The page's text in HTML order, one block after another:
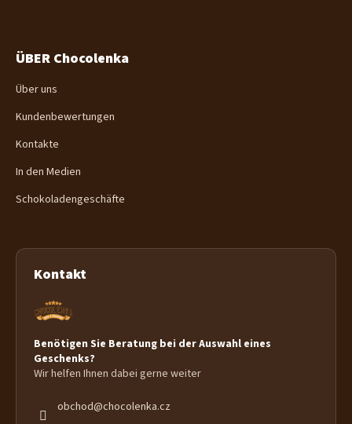
ÜBER Chocolenka
Über uns
Kundenbewertungen
Kontakte
In den Medien
Schokoladengeschäfte
Kontakt
Benötigen Sie Beratung bei der Auswahl eines
Geschenks?
Wir helfen Ihnen dabei gerne weiter
obchod@chocolenka.cz